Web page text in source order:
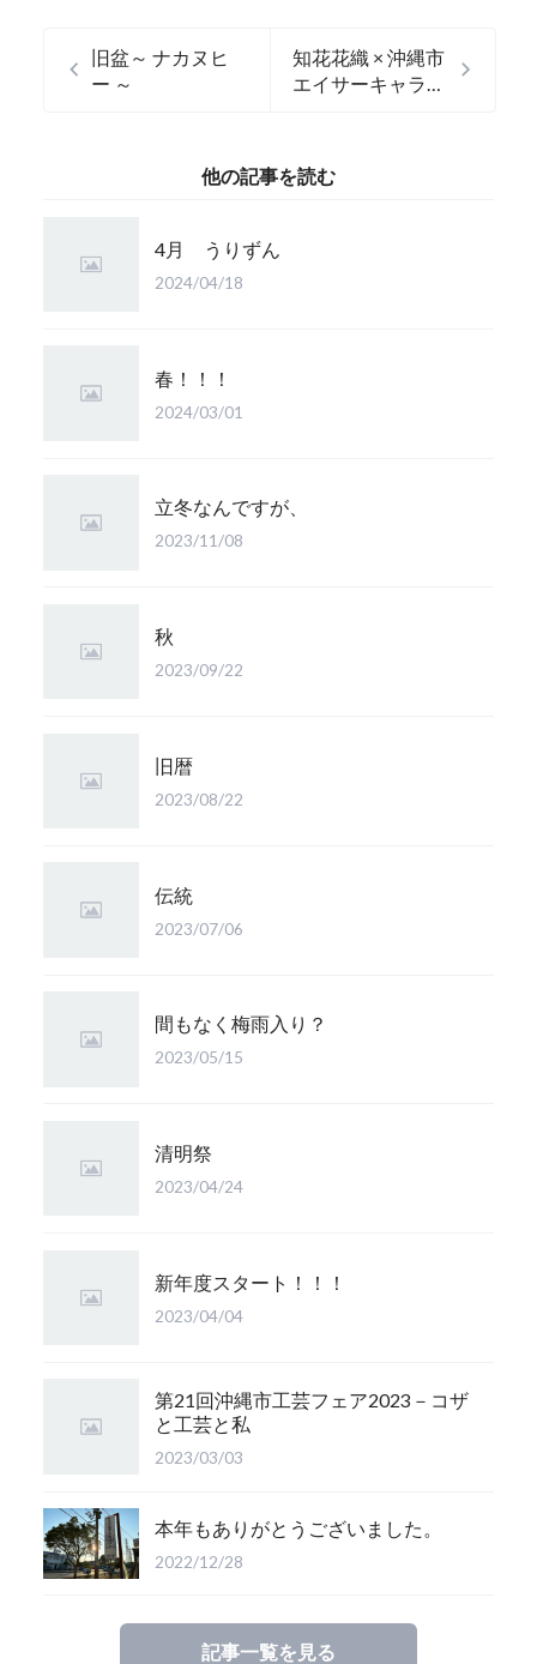
旧盆～ ナカヌヒ
ー ～
知花花織 × 沖縄市
エイサーキャラク
他の記事を読む
4月 うりずん
2024/04/18
春！！！
2024/03/01
立冬なんですが、
2023/11/08
秋
2023/09/22
旧暦
2023/08/22
伝統
2023/07/06
間もなく梅雨入り？
2023/05/15
清明祭
2023/04/24
新年度スタート！！！
2023/04/04
第21回沖縄市工芸フェア2023－コザ
と工芸と私
2023/03/03
本年もありがとうございました。
2022/12/28
記事一覧を見る